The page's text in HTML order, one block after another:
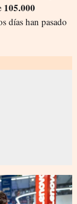
105.000
días han pasado